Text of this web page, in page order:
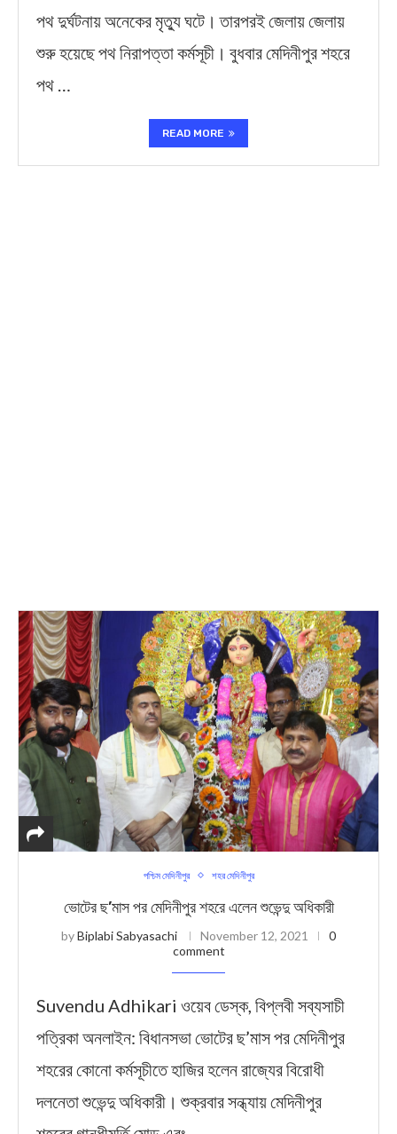
পথ দুর্ঘটনায় অনেকের মৃত্যু ঘটে। তারপরই জেলায় জেলায়
শুরু হয়েছে পথ নিরাপত্তা কর্মসূচী। বুধবার মেদিনীপুর শহরে
পথ …
READ MORE
পশ্চিম মেদিনীপুর শহর মেদিনীপুর
ভোটের ছ’মাস পর মেদিনীপুর শহরে এলেন শুভেন্দু অধিকারী
byBiplabi Sabyasachi November 12, 2021
0
comment
Suvendu Adhikari ওয়েব ডেস্ক, বিপ্লবী সব্যসাচী
পত্রিকা অনলাইন: বিধানসভা ভোটের ছ’মাস পর মেদিনীপুর
শহরের কোনো কর্মসূচীতে হাজির হলেন রাজ্যের বিরোধী
দলনেতা শুভেন্দু অধিকারী। শুক্রবার সন্ধ্যায় মেদিনীপুর